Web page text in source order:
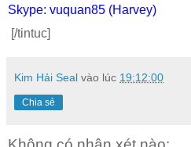
Skype: vuquan85 (Harvey)
[/tintuc]
Kim Hải Seal vào lúc 19:12:00
Chia sẻ